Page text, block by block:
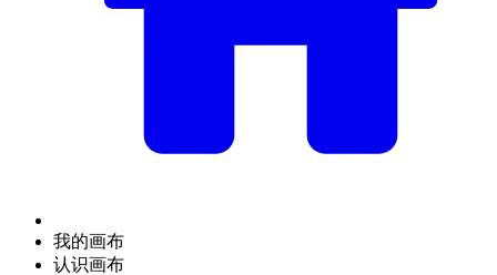
我的画布
认识画布